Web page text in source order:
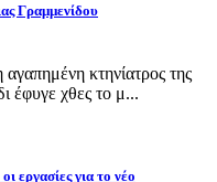
Γραμμενίδου
κτηνίατρος της
έφυγε χθες το μ...
εργασίες για το νέο